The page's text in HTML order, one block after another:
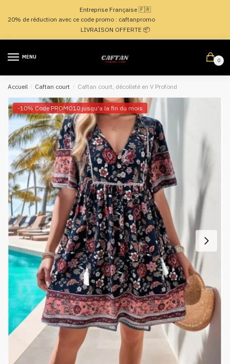
navigation
Entreprise Française 🇫🇷
20% de réduction avec ce code promo : caftanpromo
LIVRAISON OFFERTE 📦
MENU
0
Accueil / Caftan court / Caftan court, décolleté en V Profond
-10% Code PROMO10 jusqu'a la fin du mois